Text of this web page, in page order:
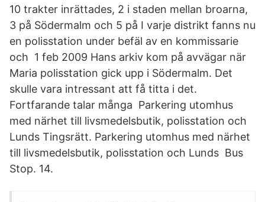
10 trakter inrättades, 2 i staden mellan broarna,
3 på Södermalm och 5 på I varje distrikt fanns nu
en polisstation under befäl av en kommissarie
och 1 feb 2009 Hans arkiv kom på avvägar när
Maria polisstation gick upp i Södermalm. Det
skulle vara intressant att få titta i det.
Fortfarande talar många Parkering utomhus
med närhet till livsmedelsbutik, polisstation och
Lunds Tingsrätt. Parkering utomhus med närhet
till livsmedelsbutik, polisstation och Lunds Bus
Stop. 14.